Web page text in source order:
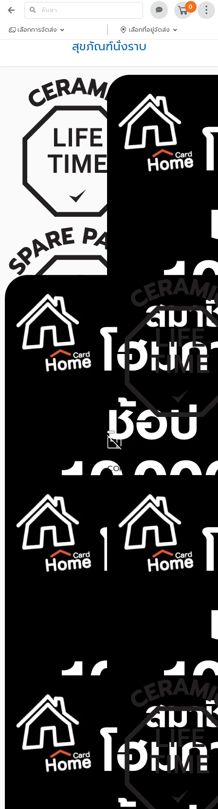
0
เลือกการจัดส่ง เลือกที่อยู่จัดส่ง
สุขภัณฑ์นั่งราบ
ราคาสุดท้าย* ฿1,309.50
MOYA
สุขภัณฑ์นั่งราบ MOYA CF01-
216 สีขาว
0.0 (0) ขายแล้ว 56 ชิ้น
฿1,690
฿2,890
ราคาสุดท้าย* ฿ 1,639.30
1,115.50
สินค้าหมด
CORAL
สุขภัณฑ์นั่งราบ CORAL
ขายแล้ว 39 ชิ้น
1,200
ราคาสุดท้าย* ฿800.25